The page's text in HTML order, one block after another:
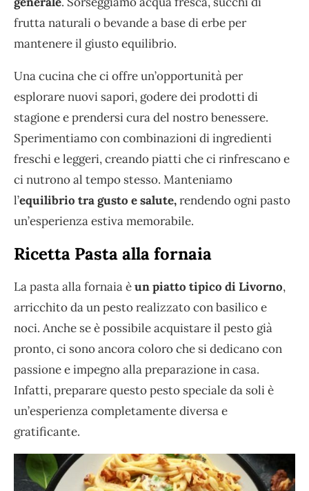
frutta naturali o bevande a base di erbe per
mantenere il giusto equilibrio.
Una cucina che ci offre un’opportunità per
esplorare nuovi sapori, godere dei prodotti di
stagione e prendersi cura del nostro benessere.
Sperimentiamo con combinazioni di ingredienti
freschi e leggeri, creando piatti che ci rinfrescano e
ci nutrono al tempo stesso. Manteniamo
l’equilibrio tra gusto e salute,rendendo ogni pasto
un’esperienza estiva memorabile.
Ricetta Pasta alla fornaia
La pasta alla fornaia èun piatto tipico di Livorno,
arricchito da un pesto realizzato con basilico e
noci. Anche se è possibile acquistare il pesto già
pronto, ci sono ancora coloro che si dedicano con
passione e impegno alla preparazione in casa.
Infatti, preparare questo pesto speciale da soli è
un’esperienza completamente diversa e
gratificante.